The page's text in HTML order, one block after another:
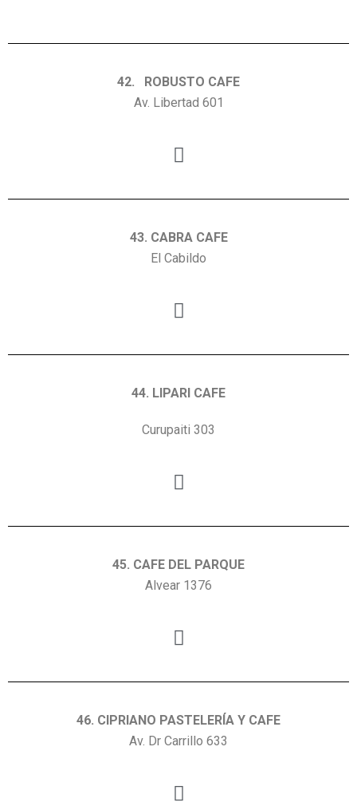
42. ROBUSTO CAFE
Av. Libertad 601
43. CABRA CAFE
El Cabildo
44. LIPARI CAFE
Curupaiti 303
45. CAFE DEL PARQUE
Alvear 1376
46. CIPRIANO PASTELERÍA Y CAFE
Av. Dr Carrillo 633